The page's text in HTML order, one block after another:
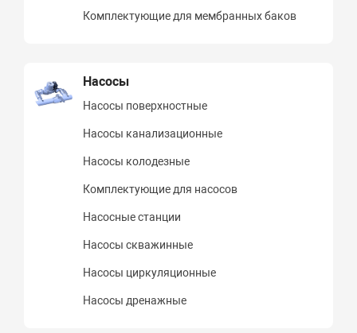
Комплектующие для мембранных баков
Насосы
Насосы поверхностные
Насосы канализационные
Насосы колодезные
Комплектующие для насосов
Насосные станции
Насосы скважинные
Насосы циркуляционные
Насосы дренажные